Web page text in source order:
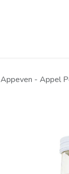
Appeven - Appel